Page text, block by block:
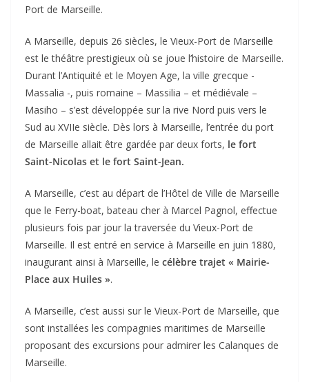
Port de Marseille.
A Marseille, depuis 26 siècles, le Vieux-Port de Marseille
est le théâtre prestigieux où se joue l’histoire de Marseille.
Durant l’Antiquité et le Moyen Age, la ville grecque -
Massalia -, puis romaine – Massilia – et médiévale –
Masiho – s’est développée sur la rive Nord puis vers le
Sud au XVIIe siècle. Dès lors à Marseille, l’entrée du port
de Marseille allait être gardée par deux forts, le fort
Saint-Nicolas et le fort Saint-Jean.
A Marseille, c’est au départ de l’Hôtel de Ville de Marseille
que le Ferry-boat, bateau cher à Marcel Pagnol, effectue
plusieurs fois par jour la traversée du Vieux-Port de
Marseille. Il est entré en service à Marseille en juin 1880,
inaugurant ainsi à Marseille, le célèbre trajet « Mairie-
Place aux Huiles ».
A Marseille, c’est aussi sur le Vieux-Port de Marseille, que
sont installées les compagnies maritimes de Marseille
proposant des excursions pour admirer les Calanques de
Marseille.